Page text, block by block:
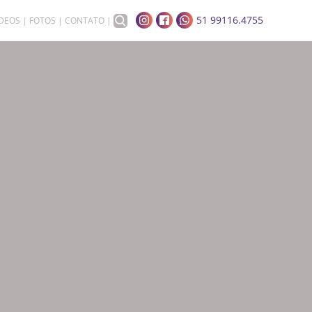
FOTOS CONTATO 51 99116.4755